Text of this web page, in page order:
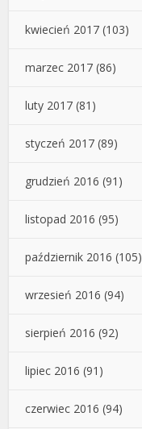
kwiecień 2017 (103)
marzec 2017 (86)
luty 2017 (81)
styczeń 2017 (89)
grudzień 2016 (91)
listopad 2016 (95)
październik 2016 (105)
wrzesień 2016 (94)
sierpień 2016 (92)
lipiec 2016 (91)
czerwiec 2016 (94)